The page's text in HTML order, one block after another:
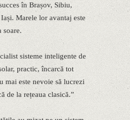
în Brașov, Sibiu,
Marele lor avantaj este
soare.
sisteme inteligente de
practic, încarcă tot
mai este nevoie să lucrezi
de la rețeaua clasică.”